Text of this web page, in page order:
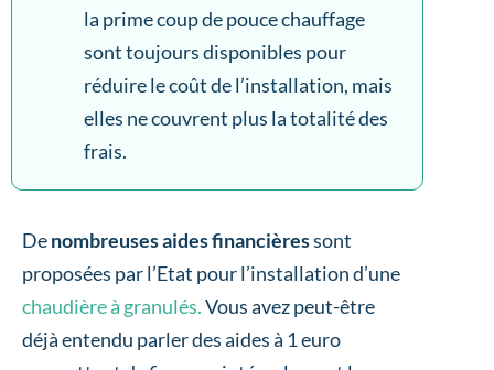
la prime coup de pouce chauffage
sont toujours disponibles pour
réduire le coût de l’installation, mais
elles ne couvrent plus la totalité des
frais.
Denombreuses aides financièressont
proposées par l’Etat pour l’installation d’une
chaudière à granulés.Vous avez peut-être
déjà entendu parler des aides à 1 euro